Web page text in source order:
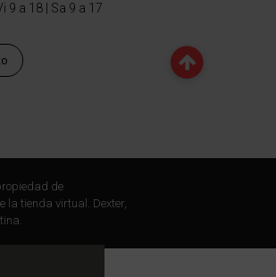
9 a 18 | Sa 9 a 17
de
la tienda virtual. Dexter,